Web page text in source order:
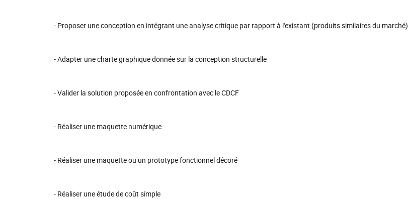
- Proposer une conception en intégrant une analyse critique par rapport à l'existant (produits similaires du marché)
- Adapter une charte graphique donnée sur la conception structurelle
- Valider la solution proposée en confrontation avec le CDCF
- Réaliser une maquette numérique
- Réaliser une maquette ou un prototype fonctionnel décoré
- Réaliser une étude de coût simple